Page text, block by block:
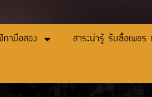
ามือสอง สาระน่ารู้ รับซื้อเพช